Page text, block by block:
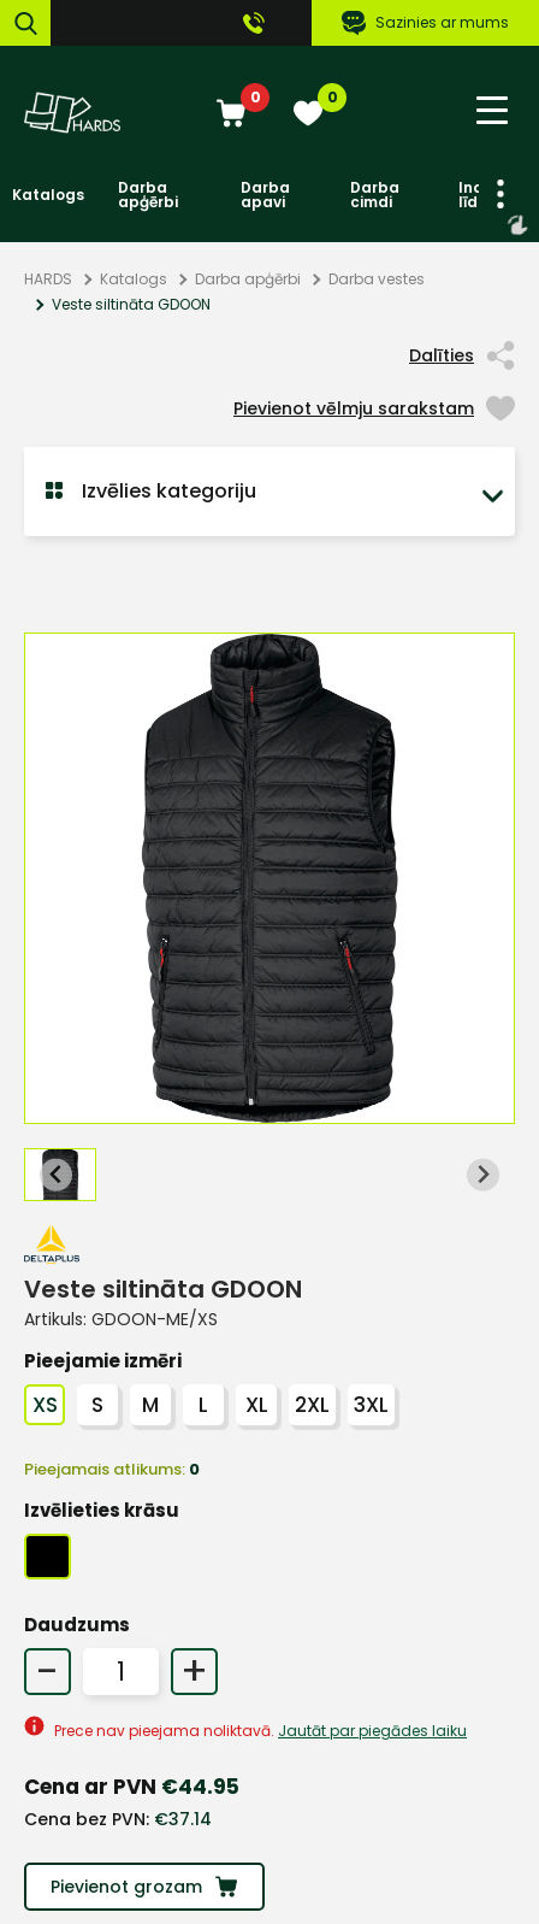
Sazinies ar mums
0 0
Katalogs Darba
apģērbi
Darba
apavi
Darba
cimdi līdzekļi
HARDS Katalogs Darba apģērbi
Darba vestes
Veste siltināta GDOON
Dalīties
Pievienot vēlmju sarakstam
Izvēlies kategoriju
Veste siltināta GDOON
Artikuls: GDOON-ME/XS
Pieejamie izmēri
XS S M L XL 2XL 3XL
Pieejamais atlikums: 0
Izvēlieties krāsu
Daudzums
- +
Prece nav pieejama noliktavā. Jautāt par piegādes laiku
Cena ar PVN €44.95
Cena bez PVN: €37.14
Pievienot grozam
+